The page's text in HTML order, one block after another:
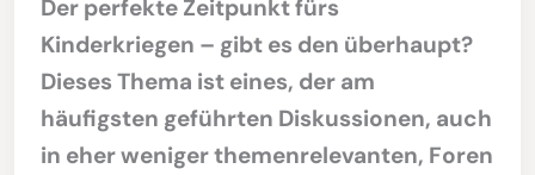
Der perfekte Zeitpunkt fürs
Kinderkriegen – gibt es den überhaupt?
Dieses Thema ist eines, der am
häufigsten geführten Diskussionen, auch
in eher weniger themenrelevanten, Foren